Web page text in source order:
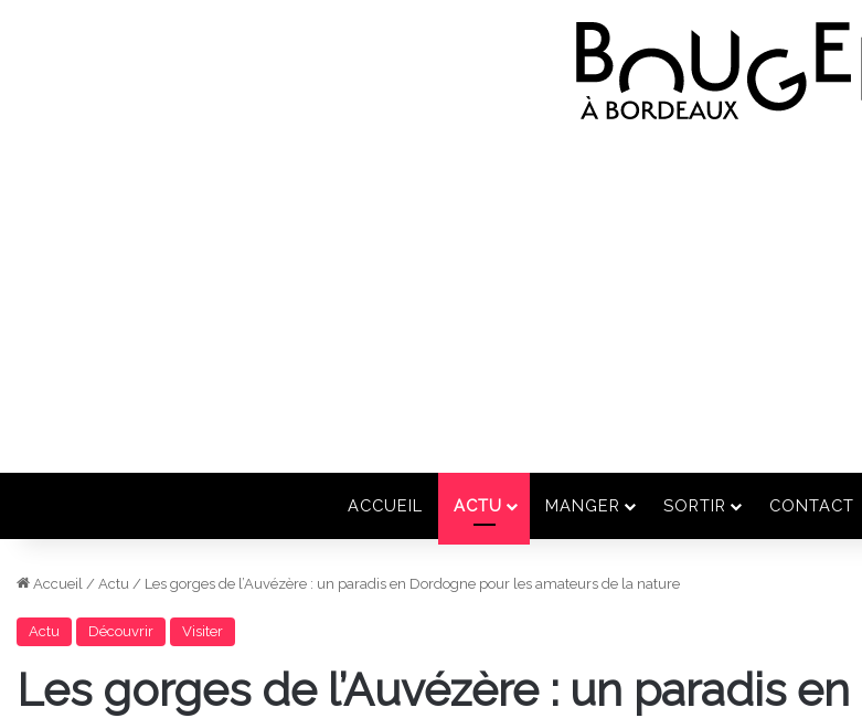
ACCUEIL ACTU MANGER SORTIR CONTACT
Accueil / Actu / Les gorges de l’Auvézère : un paradis en Dordogne pour les amateurs de la nature
Actu Découvrir Visiter
Les gorges de l’Auvézère : un paradis en